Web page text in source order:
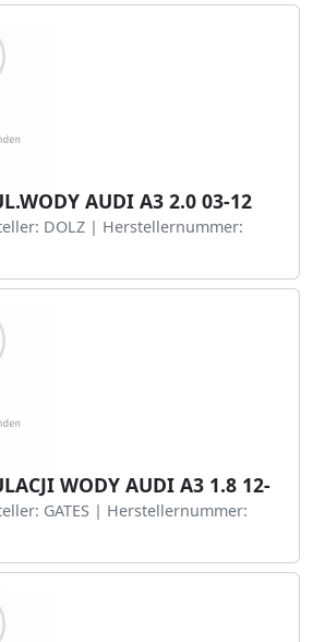
AUDI A3 2.0 03-12
DOLZ | Herstellernummer:
WODY AUDI A3 1.8 12-
GATES | Herstellernummer: